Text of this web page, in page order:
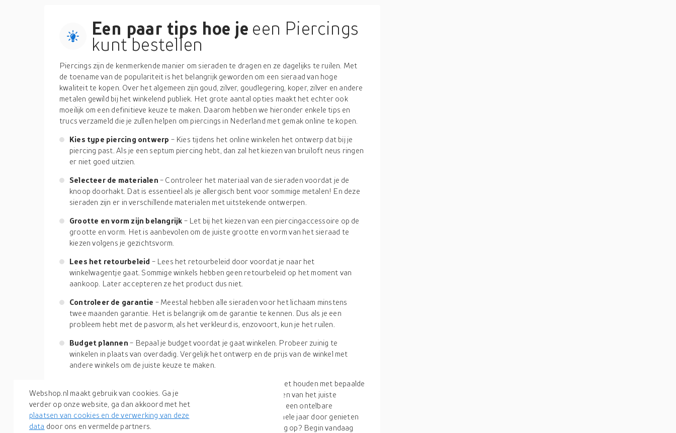
Een paar tips hoe je een Piercings
kunt bestellen
Piercings zijn de kenmerkende manier om sieraden te dragen en ze dagelijks te ruilen. Met
de toename van de populariteit is het belangrijk geworden om een sieraad van hoge
kwaliteit te kopen. Over het algemeen zijn goud, zilver, goudlegering, koper, zilver en andere
metalen gewild bij het winkelend publiek. Het grote aantal opties maakt het echter ook
moeilijk om een definitieve keuze te maken. Daarom hebben we hieronder enkele tips en
trucs verzameld die je zullen helpen om piercings in Nederland met gemak online te kopen.
Kies type piercing ontwerp - Kies tijdens het online winkelen het ontwerp dat bij je
piercing past. Als je een septum piercing hebt, dan zal het kiezen van bruiloft neus ringen
er niet goed uitzien.
Selecteer de materialen - Controleer het materiaal van de sieraden voordat je de
knoop doorhakt. Dat is essentieel als je allergisch bent voor sommige metalen! En deze
sieraden zijn er in verschillende materialen met uitstekende ontwerpen.
Grootte en vorm zijn belangrijk - Let bij het kiezen van een piercingaccessoire op de
grootte en vorm. Het is aanbevolen om de juiste grootte en vorm van het sieraad te
kiezen volgens je gezichtsvorm.
Lees het retourbeleid - Lees het retourbeleid door voordat je naar het
winkelwagentje gaat. Sommige winkels hebben geen retourbeleid op het moment van
aankoop. Later accepteren ze het product dus niet.
Controleer de garantie - Meestal hebben alle sieraden voor het lichaam minstens
twee maanden garantie. Het is belangrijk om de garantie te kennen. Dus als je een
probleem hebt met de pasvorm, als het verkleurd is, enzovoort, kun je het ruilen.
Budget plannen- Bepaal je budget voordat je gaat winkelen. Probeer zuinig te
winkelen in plaats van overdadig. Vergelijk het ontwerp en de prijs van de winkel met
andere winkels om de juiste keuze te maken.
Winkelen voor piercingsieraden kan lastig zijn omdat je rekening moet houden met bepaalde
factoren. Nu heb je de tips en trucs sectie om te volgen bij het kiezen van het juiste
product voor jezelf. Hier op onzeproductzoekmachine
geven we je een ontelbare
verzameling producten van 500+ merken en winkels. Zo kun je het hele jaar door genieten
van ongelofelijke aanbiedingen en kortingen. Dus, waar wacht je nog op? Begin vandaag
Webshop.nl maakt gebruik van cookies. Ga je
verder op onze website, ga dan akkoord met het
plaatsen van cookies en de verwerking van deze
data door ons en vermelde partners.